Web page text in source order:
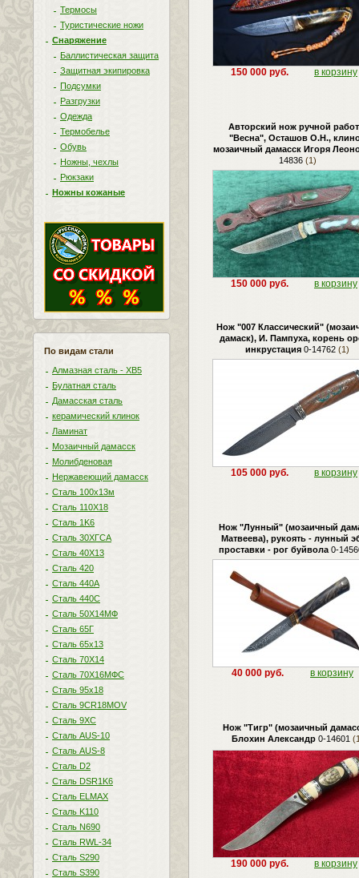
Термосы
Туристические ножи
Снаряжение
Баллистическая защита
Защитная экипировка
Подсумки
Разгрузки
Одежда
Термобелье
Обувь
Ножны, чехлы
Рюкзаки
Ножны кожаные
По видам стали
Алмазная сталь - ХВ5
Булатная сталь
Дамасская сталь
керамический клинок
Ламинат
Мозаичный дамасск
Молибденовая
Нержавеющий дамасск
Сталь 100х13м
Сталь 110Х18
Сталь 1K6
Сталь 30ХГСА
Сталь 40Х13
Сталь 420
Сталь 440A
Сталь 440С
Сталь 50Х14МФ
Сталь 65Г
Сталь 65х13
Сталь 70Х14
Сталь 70Х16МФС
Сталь 95х18
Сталь 9CR18MOV
Сталь 9ХС
Сталь AUS-10
Сталь AUS-8
Сталь D2
Сталь DSR1K6
Сталь ELMAX
Сталь K110
Сталь N690
Сталь RWL-34
Сталь S290
Сталь S390
150 000 руб. в корзину
Авторский нож ручной
"Весна", Осташов О.Н.,
мозаичный дамасск Игоря
14836(1)
150 000 руб. в корзину
Нож "007 Классический"
дамаск), И. Пампуха, корень
инкрустация 0-14762 (1)
105 000 руб. в корзину
Нож "Лунный" (мозаичный
Матвеева), рукоять - лунный
проставки - рог буйвола0-
40 000 руб. в корзину
Нож "Тигр" (мозаичный
Блохин Александр0-14601
190 000 руб. в корзину